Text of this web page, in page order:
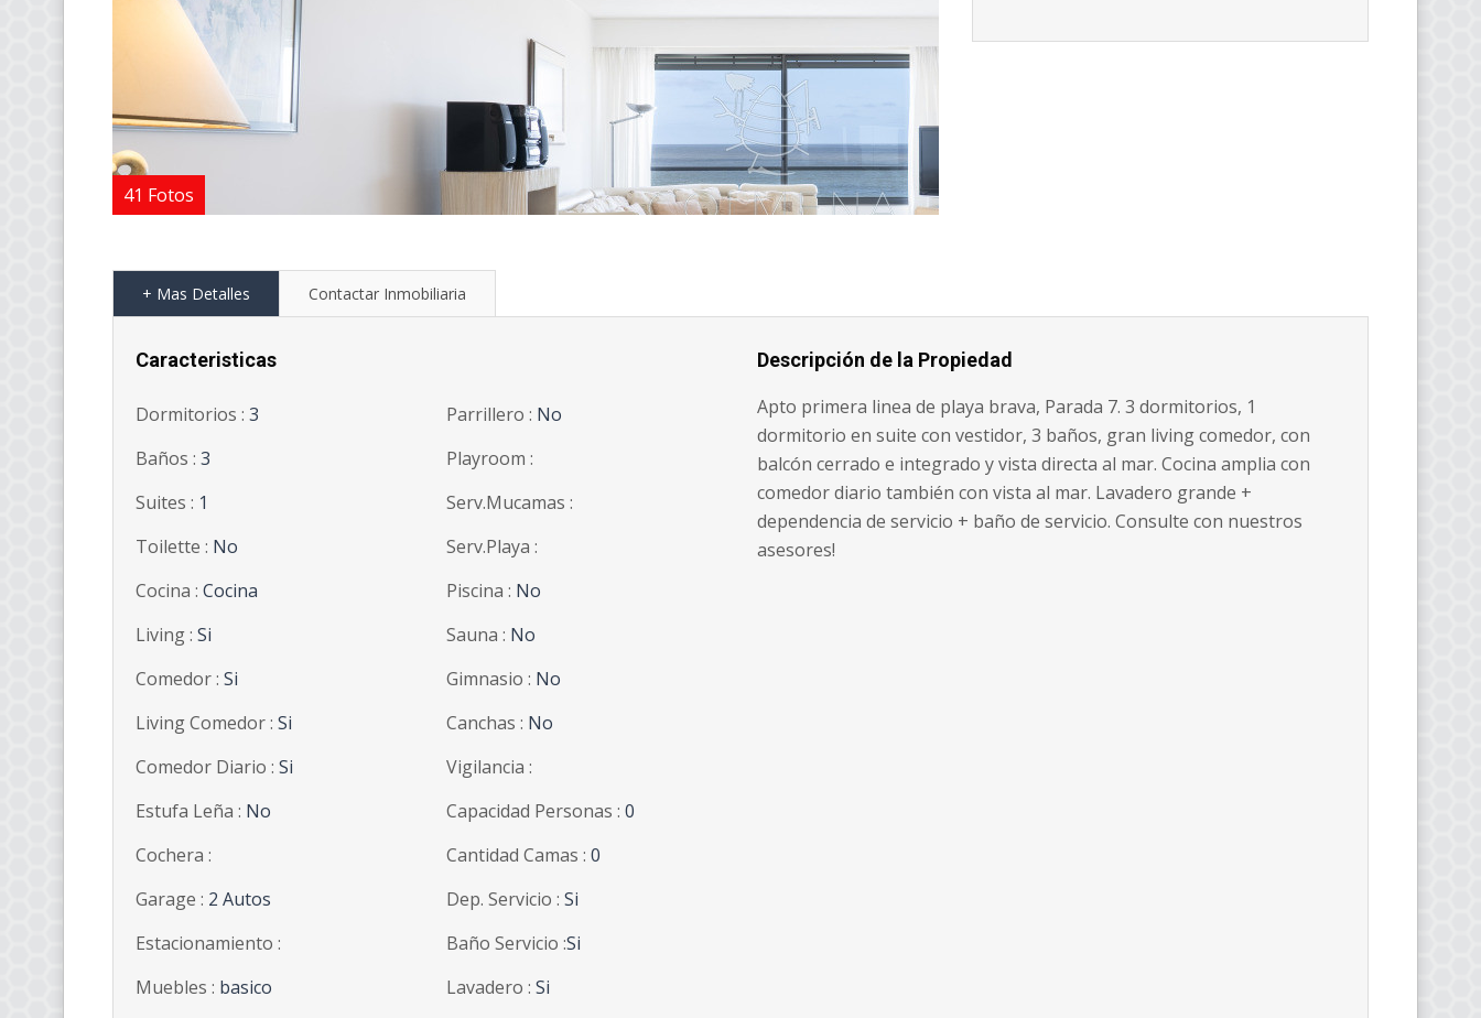
41 Fotos
+ Mas Detalles Contactar Inmobiliaria
Caracteristicas
Dormitorios : 3
Baños : 3
Suites : 1
Toilette : No
Cocina : Cocina
Living : Si
Comedor : Si
Living Comedor : Si
Comedor Diario : Si
Estufa Leña : No
Cochera :
Garage : 2 Autos
Estacionamiento :
Muebles : basico
Parrillero : No
Playroom :
Serv.Mucamas :
Serv.Playa :
Piscina : No
Sauna : No
Gimnasio : No
Canchas : No
Vigilancia :
Capacidad Personas : 0
Cantidad Camas : 0
Dep. Servicio : Si
Baño Servicio :Si
Lavadero : Si
Descripción de la Propiedad
Apto primera linea de playa brava, Parada 7. 3 dormitorios, 1
dormitorio en suite con vestidor, 3 baños, gran living comedor, con
balcón cerrado e integrado y vista directa al mar. Cocina amplia con
comedor diario también con vista al mar. Lavadero grande +
dependencia de servicio + baño de servicio. Consulte con nuestros
asesores!